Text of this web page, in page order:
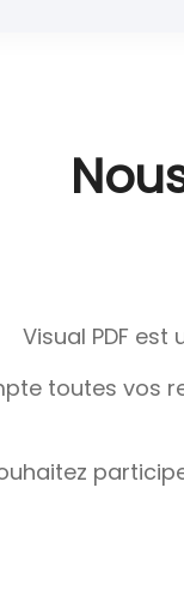
Visual PDF
toutes vos